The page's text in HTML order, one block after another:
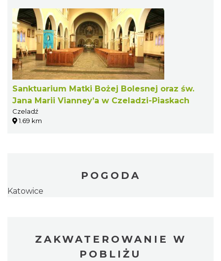
Sanktuarium Matki Bożej Bolesnej oraz św.
Jana Marii Vianney’a w Czeladzi-Piaskach
Czeladź
1.69 km
POGODA
Katowice
ZAKWATEROWANIE W
POBLIŻU